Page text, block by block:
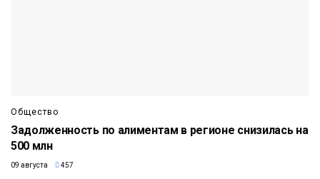
Общество
Задолженность по алиментам в регионе снизилась на
500 млн
09 августа 457